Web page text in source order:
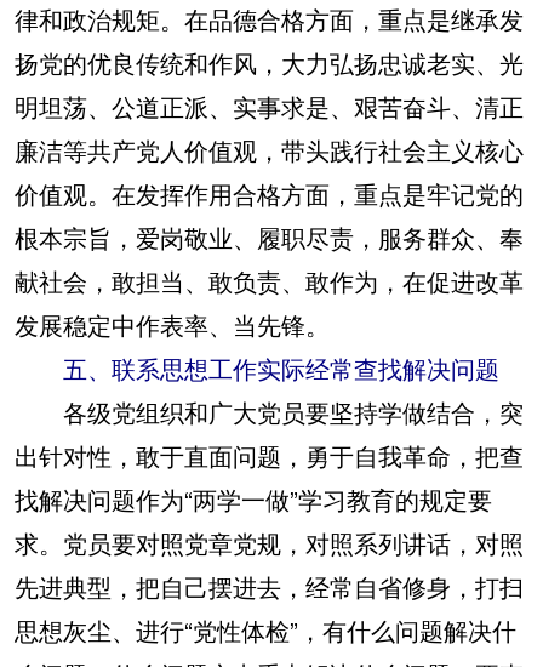
律和政治规矩。在品德合格方面，重点是继承发
扬党的优良传统和作风，大力弘扬忠诚老实、光
明坦荡、公道正派、实事求是、艰苦奋斗、清正
廉洁等共产党人价值观，带头践行社会主义核心
价值观。在发挥作用合格方面，重点是牢记党的
根本宗旨，爱岗敬业、履职尽责，服务群众、奉
献社会，敢担当、敢负责、敢作为，在促进改革
发展稳定中作表率、当先锋。
五、联系思想工作实际经常查找解决问题
各级党组织和广大党员要坚持学做结合，突
出针对性，敢于直面问题，勇于自我革命，把查
找解决问题作为“两学一做”学习教育的规定要
求。党员要对照党章党规，对照系列讲话，对照
先进典型，把自己摆进去，经常自省修身，打扫
思想灰尘、进行“党性体检”，有什么问题解决什